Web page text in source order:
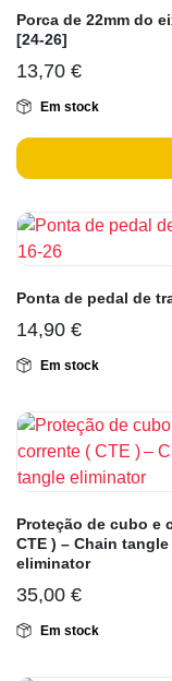
Porca de 22mm do
[24-26]
13,70 €
Em stock
Ponta de pedal de
14,90 €
Em stock
Proteção de cubo e
CTE ) – Chain tangle
eliminator
35,00 €
Em stock